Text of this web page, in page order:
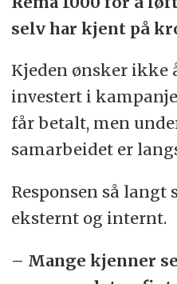
selv har kjent på
Kjeden ønsker ikke
investert i
får betalt, men
samarbeidet er
Responsen så langt
eksternt og internt.
– Mange kjenner